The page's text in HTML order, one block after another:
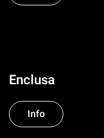
Enclusa
Info